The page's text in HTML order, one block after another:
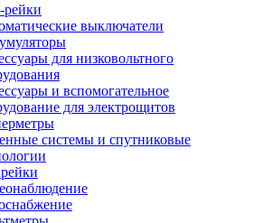
выключатели
для низковольтного
и вспомогательное
для электрощитов
системы и спутниковые